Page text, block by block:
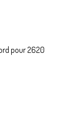
pour 2620